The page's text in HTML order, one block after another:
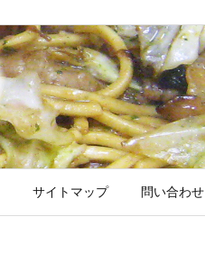
サイトマップ 問い合わせ